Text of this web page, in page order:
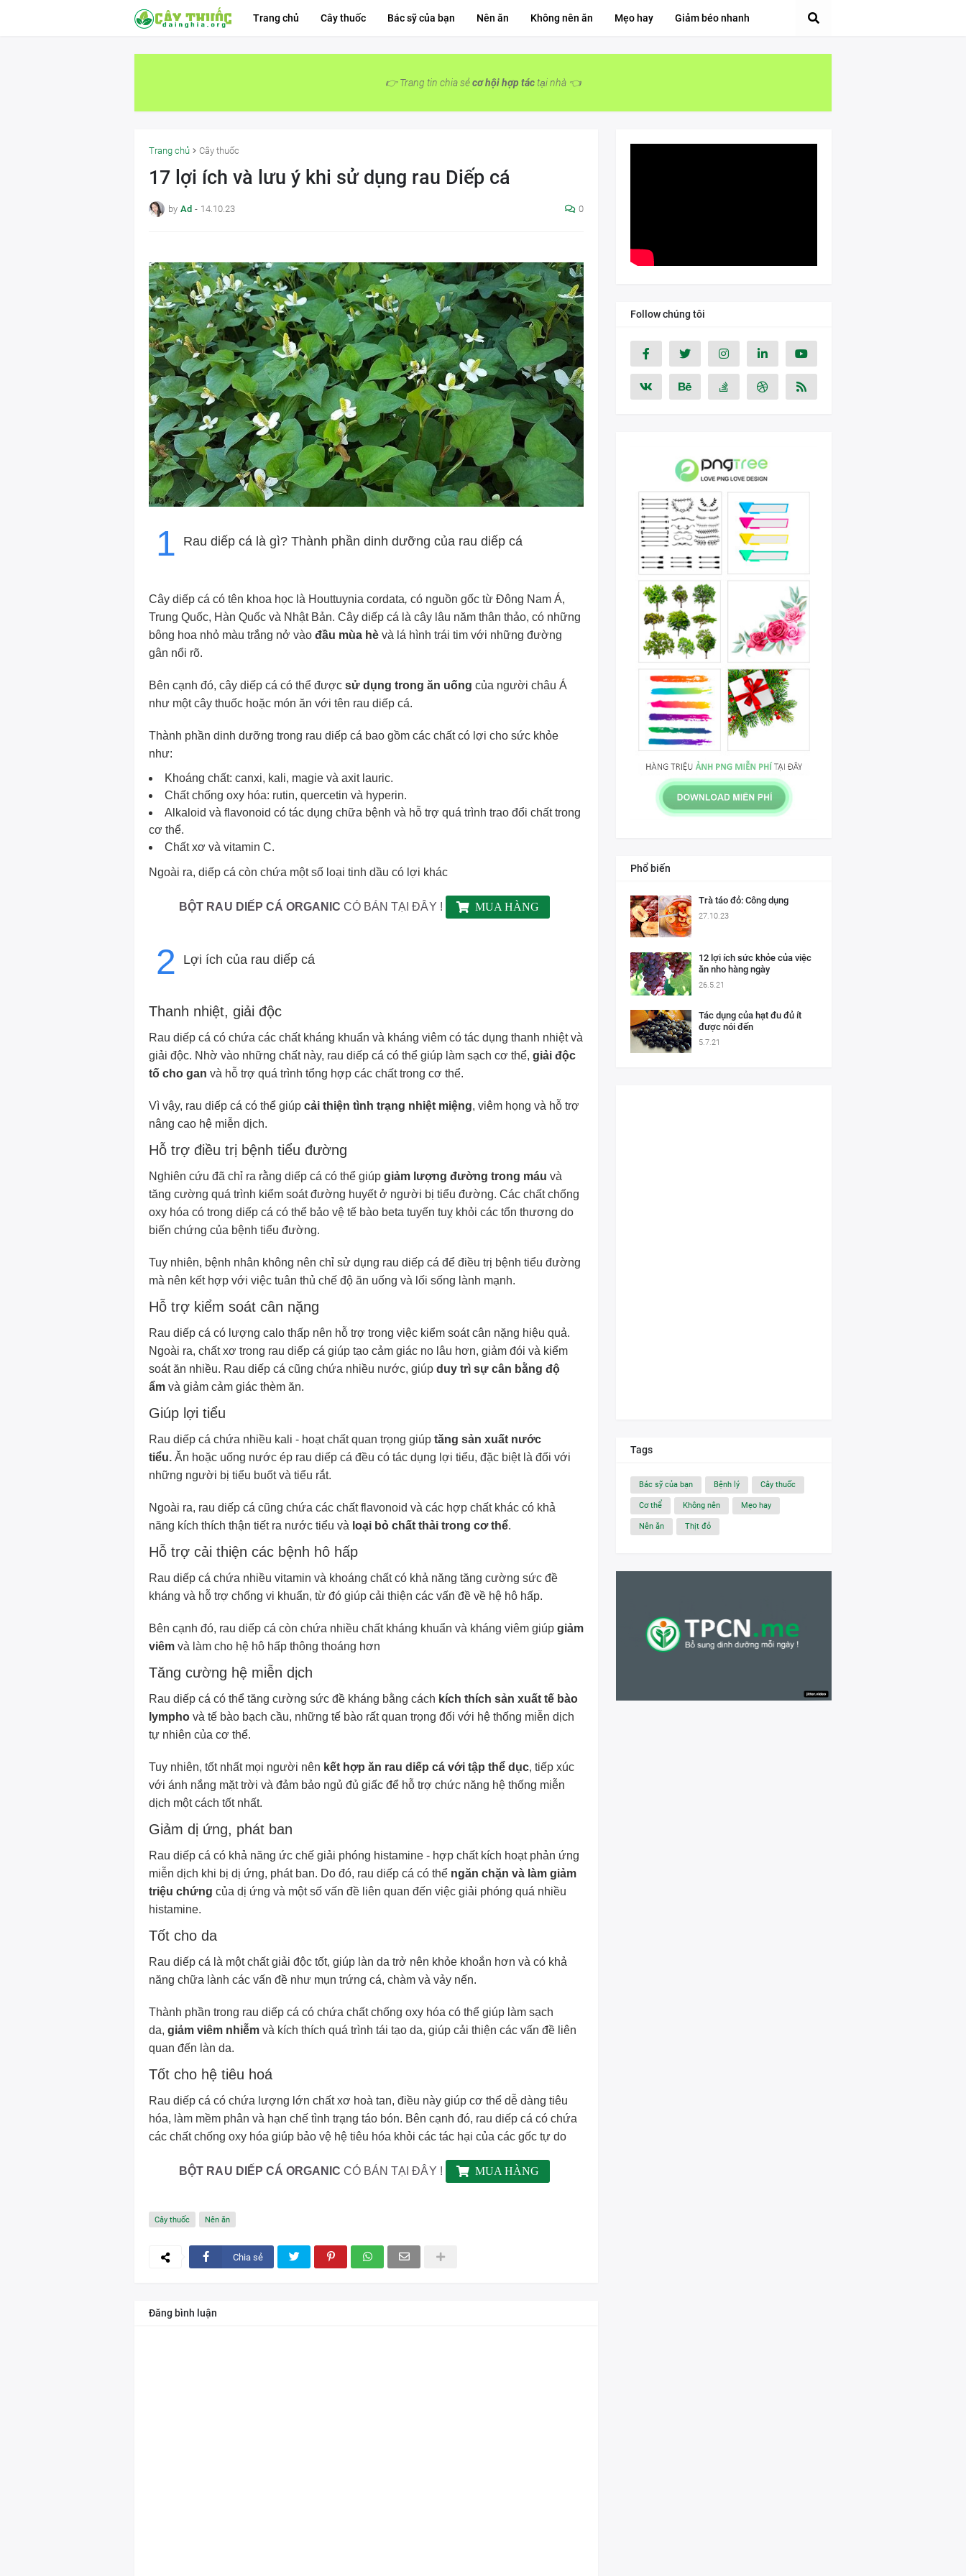
Trang chủ Cây thuốc Bác sỹ của bạn Nên ăn Không nên ăn Mẹo hay Giảm béo nhanh
👉 Trang tin chia sẻcơ hội hợp táctại nhà 👈
Trang chủ Cây thuốc
17 lợi ích và lưu ý khi sử dụng rau Diếp cá
by Ad - 14.10.23 0
1 Rau diếp cá là gì? Thành phần dinh dưỡng của rau diếp cá
Cây diếp cá có tên khoa học là Houttuynia cordata, có nguồn gốc từ Đông Nam Á,
Trung Quốc, Hàn Quốc và Nhật Bản. Cây diếp cá là cây lâu năm thân thảo, có những
bông hoa nhỏ màu trắng nở vào đầu mùa hè và lá hình trái tim với những đường
gân nổi rõ.
Bên cạnh đó, cây diếp cá có thể được sử dụng trong ăn uống của người châu Á
như một cây thuốc hoặc món ăn với tên rau diếp cá.
Thành phần dinh dưỡng trong rau diếp cá bao gồm các chất có lợi cho sức khỏe
như:
Khoáng chất: canxi, kali, magie và axit lauric.
Chất chống oxy hóa: rutin, quercetin và hyperin.
Alkaloid và flavonoid có tác dụng chữa bệnh và hỗ trợ quá trình trao đổi chất trong
cơ thể.
Chất xơ và vitamin C.
Ngoài ra, diếp cá còn chứa một số loại tinh dầu có lợi khác
BỘT RAU DIẾP CÁ ORGANIC CÓ BÁN TẠI ĐÂY ! MUA HÀNG
2 Lợi ích của rau diếp cá
Thanh nhiệt, giải độc
Rau diếp cá có chứa các chất kháng khuẩn và kháng viêm có tác dụng thanh nhiệt và
giải độc. Nhờ vào những chất này, rau diếp cá có thể giúp làm sạch cơ thể, giải độc
tố cho gan và hỗ trợ quá trình tổng hợp các chất trong cơ thể.
Vì vậy, rau diếp cá có thể giúp cải thiện tình trạng nhiệt miệng, viêm họng và hỗ trợ
nâng cao hệ miễn dịch.
Hỗ trợ điều trị bệnh tiểu đường
Nghiên cứu đã chỉ ra rằng diếp cá có thể giúp giảm lượng đường trong máu và
tăng cường quá trình kiểm soát đường huyết ở người bị tiểu đường. Các chất chống
oxy hóa có trong diếp cá có thể bảo vệ tế bào beta tuyến tuỵ khỏi các tổn thương do
biến chứng của bệnh tiểu đường.
Tuy nhiên, bệnh nhân không nên chỉ sử dụng rau diếp cá để điều trị bệnh tiểu đường
mà nên kết hợp với việc tuân thủ chế độ ăn uống và lối sống lành mạnh.
Hỗ trợ kiểm soát cân nặng
Rau diếp cá có lượng calo thấp nên hỗ trợ trong việc kiểm soát cân nặng hiệu quả.
Ngoài ra, chất xơ trong rau diếp cá giúp tạo cảm giác no lâu hơn, giảm đói và kiểm
soát ăn nhiều. Rau diếp cá cũng chứa nhiều nước, giúp duy trì sự cân bằng độ
ẩm và giảm cảm giác thèm ăn.
Giúp lợi tiểu
Rau diếp cá chứa nhiều kali - hoạt chất quan trọng giúp tăng sản xuất nước
tiểu. Ăn hoặc uống nước ép rau diếp cá đều có tác dụng lợi tiểu, đặc biệt là đối với
những người bị tiểu buốt và tiểu rắt.
Ngoài ra, rau diếp cá cũng chứa các chất flavonoid và các hợp chất khác có khả
năng kích thích thận tiết ra nước tiểu và loại bỏ chất thải trong cơ thể.
Hỗ trợ cải thiện các bệnh hô hấp
Rau diếp cá chứa nhiều vitamin và khoáng chất có khả năng tăng cường sức đề
kháng và hỗ trợ chống vi khuẩn, từ đó giúp cải thiện các vấn đề về hệ hô hấp.
Bên cạnh đó, rau diếp cá còn chứa nhiều chất kháng khuẩn và kháng viêm giúp giảm
viêm và làm cho hệ hô hấp thông thoáng hơn
Tăng cường hệ miễn dịch
Rau diếp cá có thể tăng cường sức đề kháng bằng cách kích thích sản xuất tế bào
lympho và tế bào bạch cầu, những tế bào rất quan trọng đối với hệ thống miễn dịch
tự nhiên của cơ thể.
Tuy nhiên, tốt nhất mọi người nên kết hợp ăn rau diếp cá với tập thể dục, tiếp xúc
với ánh nắng mặt trời và đảm bảo ngủ đủ giấc để hỗ trợ chức năng hệ thống miễn
dịch một cách tốt nhất.
Giảm dị ứng, phát ban
Rau diếp cá có khả năng ức chế giải phóng histamine - hợp chất kích hoạt phản ứng
miễn dịch khi bị dị ứng, phát ban. Do đó, rau diếp cá có thể ngăn chặn và làm giảm
triệu chứng của dị ứng và một số vấn đề liên quan đến việc giải phóng quá nhiều
histamine.
Tốt cho da
Rau diếp cá là một chất giải độc tốt, giúp làn da trở nên khỏe khoắn hơn và có khả
năng chữa lành các vấn đề như mụn trứng cá, chàm và vảy nến.
Thành phần trong rau diếp cá có chứa chất chống oxy hóa có thể giúp làm sạch
da, giảm viêm nhiễm và kích thích quá trình tái tạo da, giúp cải thiện các vấn đề liên
quan đến làn da.
Tốt cho hệ tiêu hoá
Rau diếp cá có chứa lượng lớn chất xơ hoà tan, điều này giúp cơ thể dễ dàng tiêu
hóa, làm mềm phân và hạn chế tình trạng táo bón. Bên cạnh đó, rau diếp cá có chứa
các chất chống oxy hóa giúp bảo vệ hệ tiêu hóa khỏi các tác hại của các gốc tự do
BỘT RAU DIẾP CÁ ORGANIC CÓ BÁN TẠI ĐÂY ! MUA HÀNG
Cây thuốc Nên ăn
Chia sẻ
Đăng bình luận
Follow chúng tôi
Phổ biến
Trà táo đỏ: Công dụng
27.10.23
12 lợi ích sức khỏe của việc
ăn nho hàng ngày
26.5.21
Tác dụng của hạt đu đủ ít
được nói đến
5.7.21
Tags
Bác sỹ của bạn Bệnh lý Cây thuốc
Cơ thể Không nên Mẹo hay
Nên ăn Thịt đỏ